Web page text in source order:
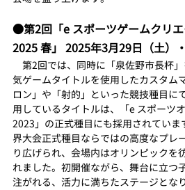
●第2回「e スポーツゲームクリ
2025 春」 2025年3月29日（土）
第2回では、同時に「泉佐野市長杯
気ゲームタイトルを使用したカスタム
ロン」や「射的」といった競技種目に
用しているタイトルは、「e スポーツ
2023」の正式種目にも採用されてい
界大会正式種目ならではの高度なプレ
り広げられ、会場内はオリンピックを
れました。初開催ながら、舞台に立つ
注がれる、活力に満ちたステージとな